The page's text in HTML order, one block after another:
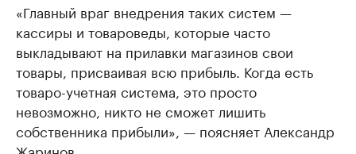
«Главный враг внедрения таких систем —
кассиры и товароведы, которые часто
выкладывают на прилавки магазинов свои
товары, присваивая всю прибыль. Когда есть
товаро-учетная система, это просто
невозможно, никто не сможет лишить
собственника прибыли», — поясняет Александр